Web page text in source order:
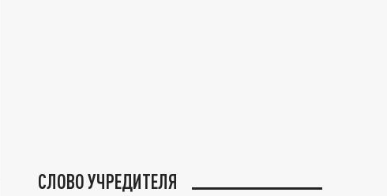
СЛОВО УЧРЕДИТЕЛЯ